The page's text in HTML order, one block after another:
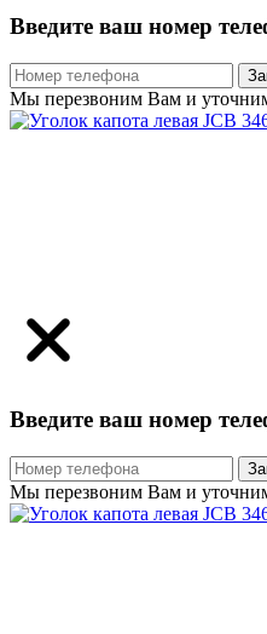
Введите ваш номер
Мы перезвоним Вам и уточним
Введите ваш номер
Мы перезвоним Вам и уточним